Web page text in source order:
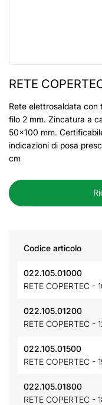
RETE
Rete elettrosaldata con
filo 2 mm. Zincatura a
50x100 mm.
indicazioni di posa
cm
Codice articolo
022.105.01000
RETE COPERTEC -
022.105.01200
RETE COPERTEC -
022.105.01500
RETE COPERTEC -
022.105.01800
RETE COPERTEC -